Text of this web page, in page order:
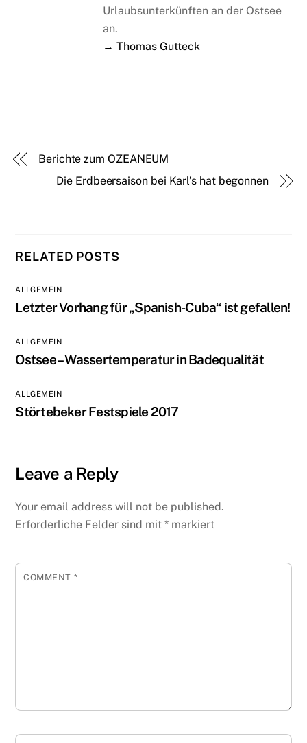
Urlaubsunterkünften an der Ostsee
an.
→ Thomas Gutteck
Berichte zum OZEANEUM
Die Erdbeersaison bei Karl’s hat begonnen
RELATED POSTS
ALLGEMEIN
Letzter Vorhang für „Spanish-Cuba“ ist gefallen!
ALLGEMEIN
Ostsee – Wassertemperatur in Badequalität
ALLGEMEIN
Störtebeker Festspiele 2017
Leave a Reply
Your email address will not be published.
Erforderliche Felder sind mit* markiert
COMMENT *